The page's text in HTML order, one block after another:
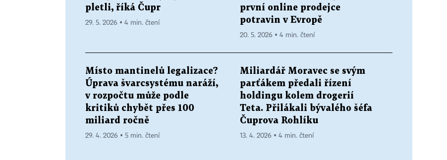
pletli, říká Čupr
29. 5. 2026 ▪ 4 min. čtení
první online prodejce
potravin v Evropě
20. 5. 2026 ▪ 4 min. čtení
Místo mantinelů legalizace?
Úprava švarcsystému naráží,
v rozpočtu může podle
kritiků chybět přes 100
miliard ročně
29. 4. 2026 ▪ 5 min. čtení
Miliardář Moravec se svým
parťákem předali řízení
holdingu kolem drogerií
Teta. Přilákali bývalého šéfa
Čuprova Rohlíku
13. 4. 2026 ▪ 4 min. čtení